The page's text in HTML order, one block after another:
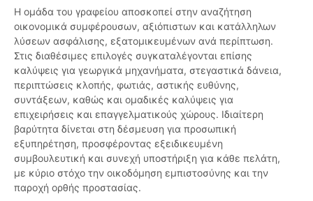
Η ομάδα του γραφείου αποσκοπεί στην αναζήτηση
οικονομικά συμφέρουσων, αξιόπιστων και κατάλληλων
λύσεων ασφάλισης, εξατομικευμένων ανά περίπτωση.
Στις διαθέσιμες επιλογές συγκαταλέγονται επίσης
καλύψεις για γεωργικά μηχανήματα, στεγαστικά δάνεια,
περιπτώσεις κλοπής, φωτιάς, αστικής ευθύνης,
συντάξεων, καθώς και ομαδικές καλύψεις για
επιχειρήσεις και επαγγελματικούς χώρους. Ιδιαίτερη
βαρύτητα δίνεται στη δέσμευση για προσωπική
εξυπηρέτηση, προσφέροντας εξειδικευμένη
συμβουλευτική και συνεχή υποστήριξη για κάθε πελάτη,
με κύριο στόχο την οικοδόμηση εμπιστοσύνης και την
παροχή ορθής προστασίας.